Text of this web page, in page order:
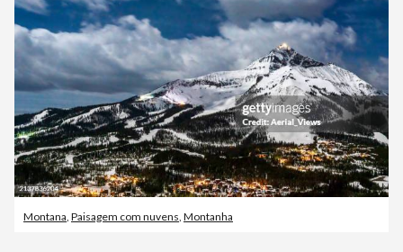
Montana, Paisagem com nuvens, Montanha